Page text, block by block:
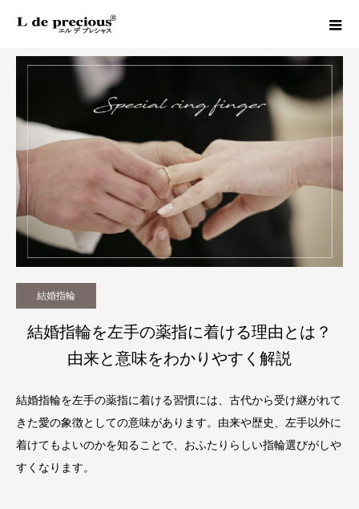
Column 結婚指輪
結婚指輪
結婚指輪を左手の薬指に着ける理由とは？
由来と意味をわかりやすく解説
結婚指輪を左手の薬指に着ける習慣には、古代から受け継がれて
きた愛の象徴としての意味があります。由来や歴史、左手以外に
着けてもよいのかを知ることで、おふたりらしい指輪選びがしや
すくなります。